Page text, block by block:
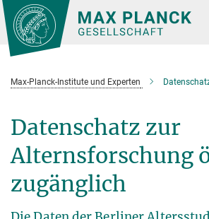
Hauptinhalt
Max-Planck-Institute und Experten Datenschatz zur
Datenschatz zur
Alternsforschung
zugänglich